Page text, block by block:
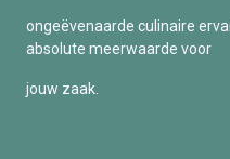
ongeëvenaarde culinaire
absolute meerwaarde voor
jouw zaak.